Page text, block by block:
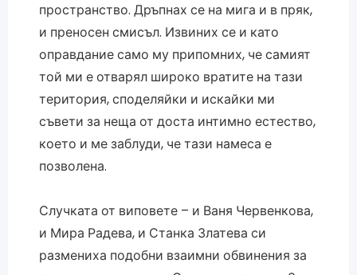
пространство. Дръпнах се на мига и в пряк,
и преносен смисъл. Извиних се и като
оправдание само му припомних, че самият
той ми е отварял широко вратите на тази
територия, споделяйки и искайки ми
съвети за неща от доста интимно естество,
което и ме заблуди, че тази намеса е
позволена.
Случката от виповете – и Ваня Червенкова,
и Мира Радева, и Станка Златева си
размениха подобни взаимни обвинения за